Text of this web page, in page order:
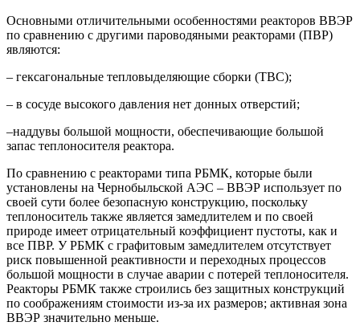
Основными отличительными особенностями реакторов ВВЭР
по сравнению с другими пароводяными реакторами (ПВР)
являются:
– гексагональные тепловыделяющие сборки (ТВС);
– в сосуде высокого давления нет донных отверстий;
–наддувы большой мощности, обеспечивающие большой
запас теплоносителя реактора.
По сравнению с реакторами типа РБМК, которые были
установлены на Чернобыльской АЭС – ВВЭР использует по
своей сути более безопасную конструкцию, поскольку
теплоноситель также является замедлителем и по своей
природе имеет отрицательный коэффициент пустоты, как и
все ПВР. У РБМК с графитовым замедлителем отсутствует
риск повышенной реактивности и переходных процессов
большой мощности в случае аварии с потерей теплоносителя.
Реакторы РБМК также строились без защитных конструкций
по соображениям стоимости из-за их размеров; активная зона
ВВЭР значительно меньше.